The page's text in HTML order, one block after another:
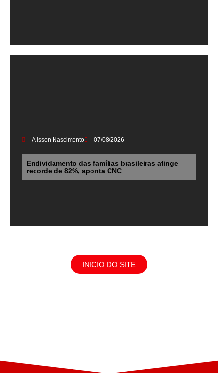
Alisson Nascimento 07/08/2026
Endividamento das famílias brasileiras atinge
recorde de 82%, aponta CNC
INÍCIO DO SITE